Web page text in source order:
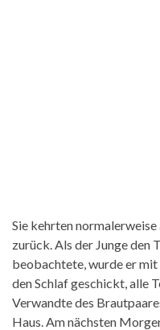
Sie kehrten
zurück. Als der Junge den
beobachtete, wurde er
den Schlaf geschickt, alle
Verwandte des
Haus. Am nächsten